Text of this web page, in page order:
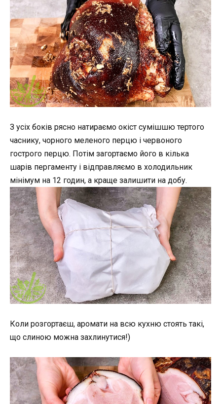
З усіх боків рясно натираємо окіст сумішшю тертого
часнику, чорного меленого перцю і червоного
гострого перцю. Потім загортаємо його в кілька
шарів пергаменту і відправляємо в холодильник
мінімум на 12 годин, а краще залишити на добу.
Коли розгортаєш, аромати на всю кухню стоять такі,
що слиною можна захлинутися!)